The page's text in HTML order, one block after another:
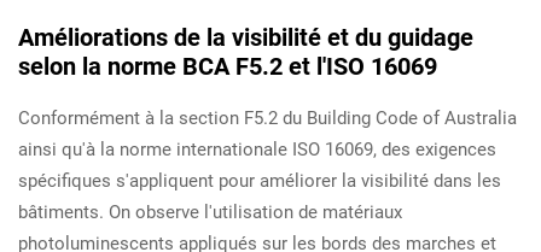
Améliorations de la visibilité et du guidage
selon la norme BCA F5.2 et l'ISO 16069
Conformément à la section F5.2 du Building Code of Australia
ainsi qu'à la norme internationale ISO 16069, des exigences
spécifiques s'appliquent pour améliorer la visibilité dans les
bâtiments. On observe l'utilisation de matériaux
photoluminescents appliqués sur les bords des marches et